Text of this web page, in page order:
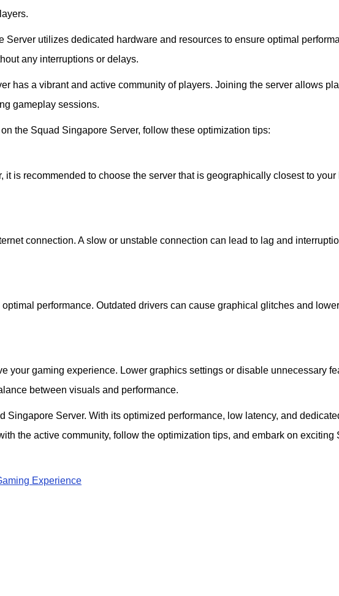
utilizes dedicated hardware and resources to ensure optimal
any interruptions or delays.
has a vibrant and active community of players. Joining the server allows
gameplay sessions.
the Squad Singapore Server, follow these optimization tips:
is recommended to choose the server that is geographically closest to
connection. A slow or unstable connection can lead to lag and
performance. Outdated drivers can cause graphical glitches and
your gaming experience. Lower graphics settings or disable unnecessary
between visuals and performance.
Server. With its optimized performance, low latency, and
the active community, follow the optimization tips, and embark on exciting
Experience